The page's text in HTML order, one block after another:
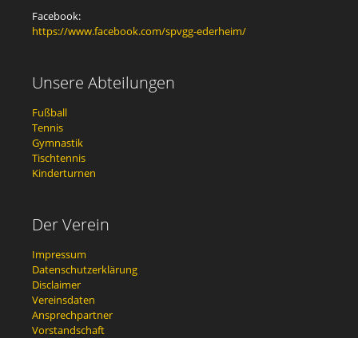
Facebook:
https://www.facebook.com/spvgg-ederheim/
Unsere Abteilungen
Fußball
Tennis
Gymnastik
Tischtennis
Kinderturnen
Der Verein
Impressum
Datenschutzerklärung
Disclaimer
Vereinsdaten
Ansprechpartner
Vorstandschaft